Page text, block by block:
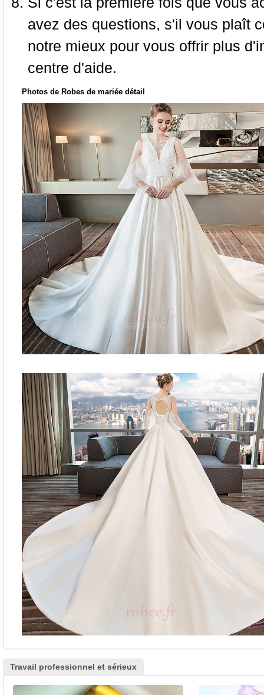
avez des questions, s'il vous plaît
notre mieux pour vous offrir plus
centre d'aide.
Photos de Robes de mariée détail
Travail professionnel et sérieux